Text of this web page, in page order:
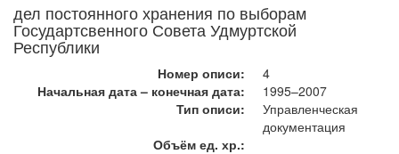
дел постоянного хранения по выборам
Государтсвенного Совета Удмуртской
Республики
Номер описи:
4
Начальная дата – конечная дата:
1995–2007
Тип описи:
Управленческая
документация
Объём ед. хр.: